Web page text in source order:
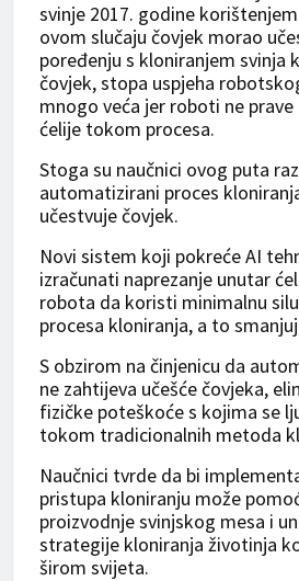
svinje 2017. godine
ovom slučaju čovjek morao
poređenju s kloniranjem svinja
čovjek, stopa uspjeha
mnogo veća jer roboti ne
ćelije tokom procesa.
Stoga su naučnici ovog puta
automatizirani proces
učestvuje čovjek.
Novi sistem koji pokreće AI
izračunati naprezanje unutar
robota da koristi minimalnu
procesa kloniranja, a to
S obzirom na činjenicu da
ne zahtijeva učešće čovjeka,
fizičke poteškoće s kojima se
tokom tradicionalnih metoda
Naučnici tvrde da bi
pristupa kloniranju može
proizvodnje svinjskog mesa i
strategije kloniranja životinja
širom svijeta.